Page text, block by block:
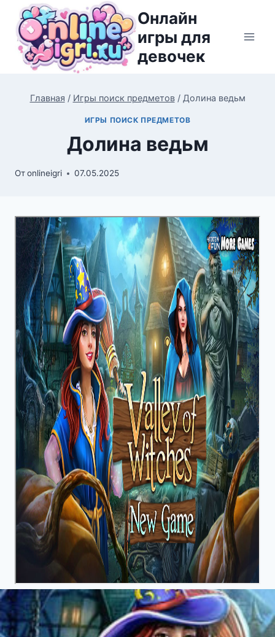
Перейти
содержимому
Онлайн
игры для
девочек
Главная / Игры поиск предметов / Долина ведьм
ИГРЫ ПОИСК ПРЕДМЕТОВ
Долина ведьм
Отonlineigri 07.05.2025